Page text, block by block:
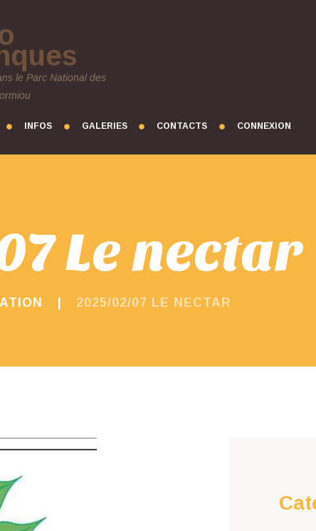
le Parc National des
INFOS GALERIES CONTACTS CONNEXION
Le nectar
2025/02/07 LE NECTAR